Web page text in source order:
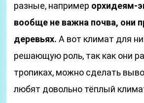
разные, например орхидеям-
вообще не важна почва, они
деревьях. А вот климат для
решающую роль, так как они
тропиках, можно сделать
любят довольно тёплый